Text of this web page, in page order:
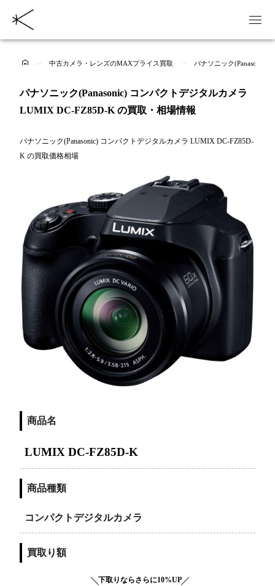
中古カメラ・レンズのMAXプライス買取 パナソニック(Panasonic)
パナソニック(Panasonic) コンパクトデジタルカメラ
LUMIX DC-FZ85D-K の買取・相場情報
パナソニック(Panasonic) コンパクトデジタルカメラ LUMIX DC-FZ85D-
K の買取価格相場
商品名
LUMIX DC-FZ85D-K
商品種類
コンパクトデジタルカメラ
買取り額
下取りならさらに10%UP